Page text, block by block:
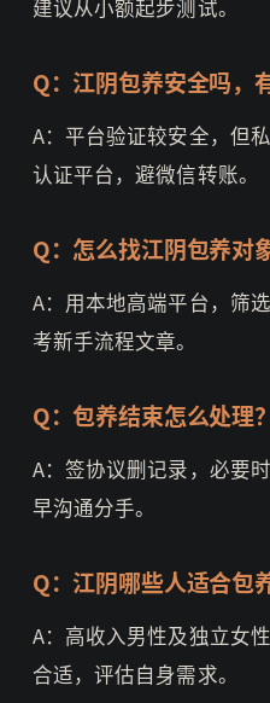
建议从小额起步测试。
Q：江阴包养安全吗，
A：平台验证较安全，但
认证平台，避微信转账。
Q：怎么找江阴包养对
A：用本地高端平台，筛
考新手流程文章。
Q：包养结束怎么处理？
A：签协议删记录，必要
早沟通分手。
Q：江阴哪些人适合包
A：高收入男性及独立女
合适，评估自身需求。